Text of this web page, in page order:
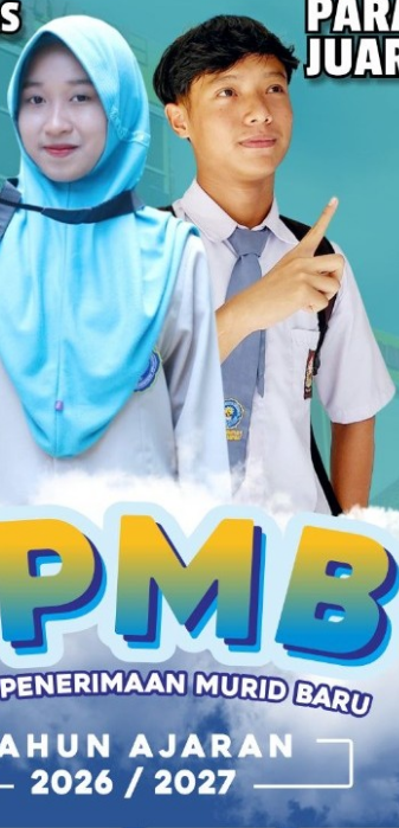
1 Ajibarang Belajar
buah, hingga es kopi susu
dan papan tulis mendadak
terus mempersiapkan peserta
sekolah. Salah satu langkah